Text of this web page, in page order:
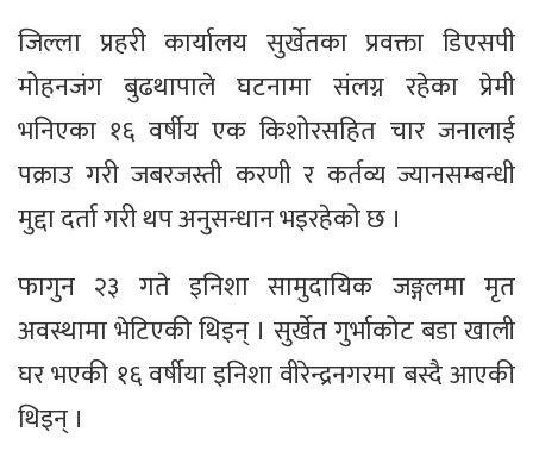
जिल्ला प्रहरी कार्यालय सुर्खेतका प्रवक्ता डिएसपी
मोहनजंग बुढथापाले घटनामा संलग्न रहेका प्रेमी
भनिएका १६ वर्षीय एक किशोरसहित चार जनालाई
पक्राउ गरी जबरजस्ती करणी र कर्तव्य ज्यानसम्बन्धी
मुद्दा दर्ता गरी थप अनुसन्धान भइरहेको छ ।
फागुन २३ गते इनिशा सामुदायिक जङ्गलमा मृत
अवस्थामा भेटिएकी थिइन् । सुर्खेत गुर्भाकोट बडा खाली
घर भएकी १६ वर्षीया इनिशा वीरेन्द्रनगरमा बस्दै आएकी
थिइन् ।